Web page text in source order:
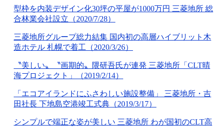
型枠を内装デザイン化30坪の平屋が1000万円 三菱地所 総
合林業会社設立（2020/7/28）
三菱地所グループ総力結集 国内初の高層ハイブリット木
造ホテル 札幌で着工（2020/3/26）
〝美しい〟〝画期的〟隈研吾氏が連発 三菱地所「CLT晴
海プロジェクト」（2019/2/14）
「エコアイランドにふさわしい施設整備」 三菱地所・吉
田社長 下地島空港竣工式典（2019/3/17）
シンプルで端正な姿が美しい 三菱地所 わが国初のCLT高